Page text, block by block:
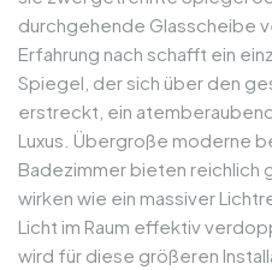
durchgehende Glasscheibe
Erfahrung nach schafft ein
Spiegel, der sich über den
erstreckt, ein
Luxus. Übergroße moderne
Badezimmer bieten reichlich
wirken wie ein massiver
Licht im Raum effektiv
wird für diese größeren